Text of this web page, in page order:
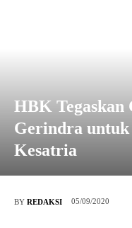
HBK Tegaskan
Gerindra untuk
Kesatria
BY REDAKSI 05/09/2020